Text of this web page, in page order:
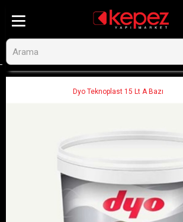
Dyo Teknoplast 15 Lt A Bazı